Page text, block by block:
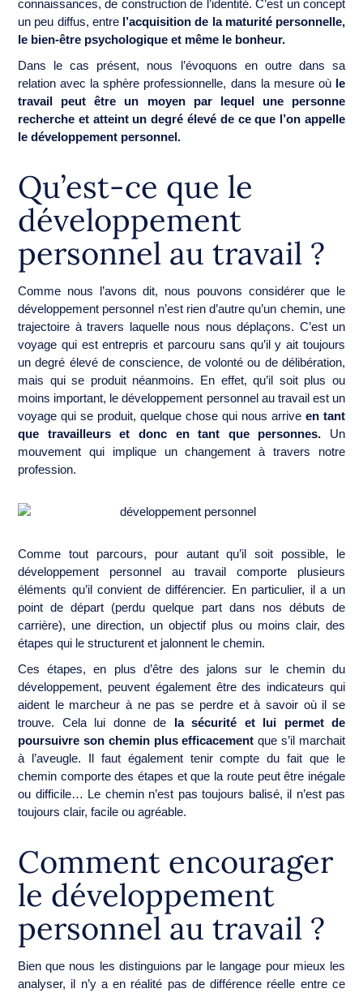
connaissances, de construction de l’identité. C’est un concept
un peu diffus, entre l’acquisition de la maturité personnelle,
le bien-être psychologique et même le bonheur.
Dans le cas présent, nous l’évoquons en outre dans sa
relation avec la sphère professionnelle, dans la mesure où le
travail peut être un moyen par lequel une personne
recherche et atteint un degré élevé de ce que l’on appelle
le développement personnel.
Qu’est-ce que le
développement
personnel au travail ?
Comme nous l’avons dit, nous pouvons considérer que le
développement personnel n’est rien d’autre qu’un chemin, une
trajectoire à travers laquelle nous nous déplaçons. C’est un
voyage qui est entrepris et parcouru sans qu’il y ait toujours
un degré élevé de conscience, de volonté ou de délibération,
mais qui se produit néanmoins. En effet, qu’il soit plus ou
moins important, le développement personnel au travail est un
voyage qui se produit, quelque chose qui nous arrive en tant
que travailleurs et donc en tant que personnes. Un
mouvement qui implique un changement à travers notre
profession.
Comme tout parcours, pour autant qu’il soit possible, le
développement personnel au travail comporte plusieurs
éléments qu’il convient de différencier. En particulier, il a un
point de départ (perdu quelque part dans nos débuts de
carrière), une direction, un objectif plus ou moins clair, des
étapes qui le structurent et jalonnent le chemin.
Ces étapes, en plus d’être des jalons sur le chemin du
développement, peuvent également être des indicateurs qui
aident le marcheur à ne pas se perdre et à savoir où il se
trouve. Cela lui donne de la sécurité et lui permet de
poursuivre son chemin plus efficacementque s’il marchait
à l’aveugle. Il faut également tenir compte du fait que le
chemin comporte des étapes et que la route peut être inégale
ou difficile… Le chemin n’est pas toujours balisé, il n’est pas
toujours clair, facile ou agréable.
Comment encourager
le développement
personnel au travail ?
Bien que nous les distinguions par le langage pour mieux les
analyser, il n’y a en réalité pas de différence réelle entre ce